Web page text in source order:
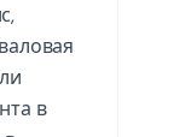
в